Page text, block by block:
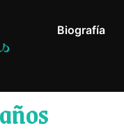
Biografía